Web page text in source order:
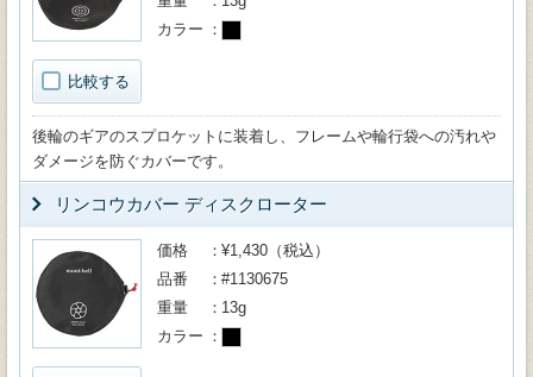
比較する
カラー
後輪のギアのスプロケットに装着し、フレームや輪行袋への汚れや
ダメージを防ぐカバーです。
リンコウカバー ディスクローター
価格
¥1,430（税込）
品番
#1130675
重量
13g
カラー